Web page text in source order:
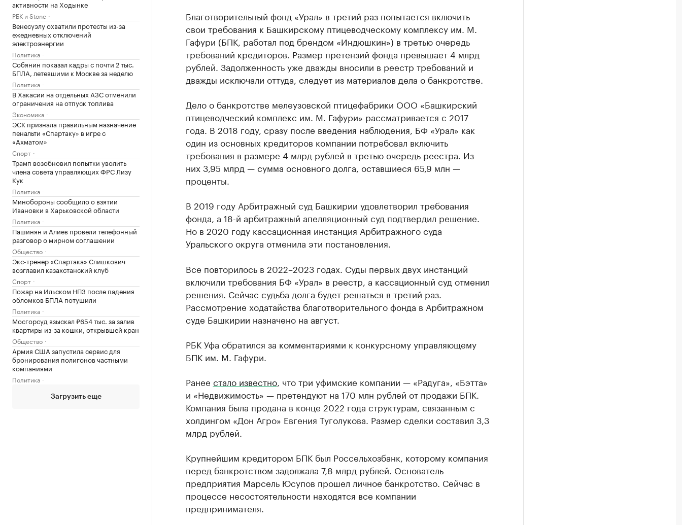
активности на Ходынке
РБК и Stone
Венесуэлу охватили протесты из-за
ежедневных отключений
электроэнергии
Политика
Собянин показал кадры с почти 2 тыс.
БПЛА, летевшими к Москве за неделю
Политика
В Хакасии на отдельных АЗС отменили
ограничения на отпуск топлива
Экономика
ЭСК признала правильным назначение
пенальти «Спартаку» в игре с
«Ахматом»
Спорт
Трамп возобновил попытки уволить
члена совета управляющих ФРС Лизу
Кук
Политика
Минобороны сообщило о взятии
Ивановки в Харьковской области
Политика
Пашинян и Алиев провели телефонный
разговор о мирном соглашении
Общество
Экс-тренер «Спартака» Слишкович
возглавил казахстанский клуб
Спорт
Пожар на Ильском НПЗ после падения
обломков БПЛА потушили
Политика
Мосгорсуд взыскал ₽654 тыс. за залив
квартиры из-за кошки, открывшей кран
Общество
Армия США запустила сервис для
бронирования полигонов частными
компаниями
Политика
Загрузить еще
Благотворительный фонд «Урал» в третий раз попытается включить
свои требования к Башкирскому птицеводческому комплексу им. М.
Гафури (БПК, работал под брендом «Индюшкин») в третью очередь
требований кредиторов. Размер претензий фонда превышает 4 млрд
рублей. Задолженность уже дважды вносили в реестр требований и
дважды исключали оттуда, следует из материалов дела о банкротстве.
Дело о банкротстве мелеузовской птицефабрики ООО «Башкирский
птицеводческий комплекс им. М. Гафури» рассматривается с 2017
года. В 2018 году, сразу после введения наблюдения, БФ «Урал» как
один из основных кредиторов компании потребовал включить
требования в размере 4 млрд рублей в третью очередь реестра. Из
них 3,95 млрд — сумма основного долга, оставшиеся 65,9 млн —
проценты.
В 2019 году Арбитражный суд Башкирии удовлетворил требования
фонда, а 18-й арбитражный апелляционный суд подтвердил решение.
Но в 2020 году кассационная инстанция Арбитражного суда
Уральского округа отменила эти постановления.
Все повторилось в 2022–2023 годах. Суды первых двух инстанций
включили требования БФ «Урал» в реестр, а кассационный суд отменил
решения. Сейчас судьба долга будет решаться в третий раз.
Рассмотрение ходатайства благотворительного фонда в Арбитражном
суде Башкирии назначено на август.
РБК Уфа обратился за комментариями к конкурсному управляющему
БПК им. М. Гафури.
Ранее стало известно, что три уфимские компании — «Радуга», «Бэтта»
и «Недвижимость» — претендуют на 170 млн рублей от продажи БПК.
Компания была продана в конце 2022 года структурам, связанным с
холдингом «Дон Агро» Евгения Туголукова. Размер сделки составил 3,3
млрд рублей.
Крупнейшим кредитором БПК был Россельхозбанк, которому компания
перед банкротством задолжала 7,8 млрд рублей. Основатель
предприятия Марсель Юсупов прошел личное банкротство. Сейчас в
процессе несостоятельности находятся все компании
предпринимателя.